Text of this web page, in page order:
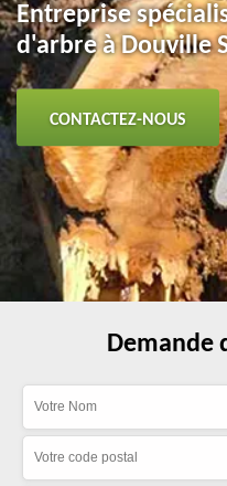
Entreprise
d'arbre à Douville
CONTACTEZ-NOUS
Demande